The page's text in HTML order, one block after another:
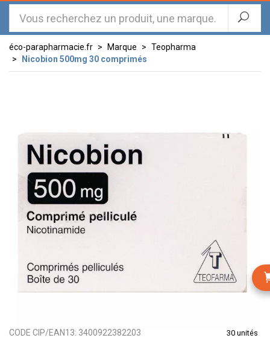
éco-parapharmacie.fr Marque
Teopharma
Nicobion 500mg 30 comprimés
CODE CIP/EAN13: 3400922382203 30 unités